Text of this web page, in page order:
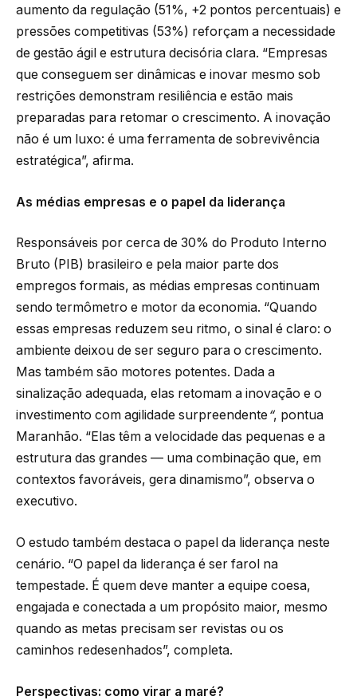
aumento da regulação (51%, +2 pontos percentuais) e
pressões competitivas (53%) reforçam a necessidade
de gestão ágil e estrutura decisória clara. “Empresas
que conseguem ser dinâmicas e inovar mesmo sob
restrições demonstram resiliência e estão mais
preparadas para retomar o crescimento. A inovação
não é um luxo: é uma ferramenta de sobrevivência
estratégica”, afirma.
As médias empresas e o papel da liderança
Responsáveis por cerca de 30% do Produto Interno
Bruto (PIB) brasileiro e pela maior parte dos
empregos formais, as médias empresas continuam
sendo termômetro e motor da economia. “Quando
essas empresas reduzem seu ritmo, o sinal é claro: o
ambiente deixou de ser seguro para o crescimento.
Mas também são motores potentes. Dada a
sinalização adequada, elas retomam a inovação e o
investimento com agilidade surpreendente “, pontua
Maranhão. “Elas têm a velocidade das pequenas e a
estrutura das grandes — uma combinação que, em
contextos favoráveis, gera dinamismo”, observa o
executivo.
O estudo também destaca o papel da liderança neste
cenário. “O papel da liderança é ser farol na
tempestade. É quem deve manter a equipe coesa,
engajada e conectada a um propósito maior, mesmo
quando as metas precisam ser revistas ou os
caminhos redesenhados”, completa.
Perspectivas: como virar a maré?